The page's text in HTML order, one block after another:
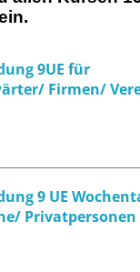
9UE für
Firmen/
9 UE
Privatpersonen